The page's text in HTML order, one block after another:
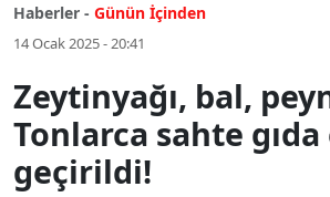
Haberler - Günün İçinden
14 Ocak 2025 - 20:41
Zeytinyağı, bal,
Tonlarca sahte gıda
geçirildi!